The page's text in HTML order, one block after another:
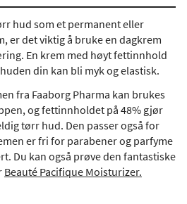
hud som et permanent eller
er det viktig å bruke en dagkrem
En krem ​​med høyt fettinnhold
din kan bli myk og elastisk.
fra Faaborg Pharma kan brukes
og fettinnholdet på 48% gjør
tørr hud. Den passer også for
er fri for parabener og parfyme
Du kan også prøve den fantastiske
Beauté Pacifique Moisturizer.